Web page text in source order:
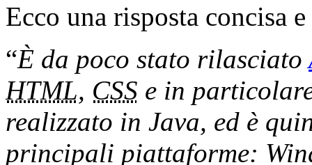
Ecco una risposta concisa
“È da poco stato rilasciato
HTML, CSS e in
realizzato in Java, ed è
principali piattaforme: